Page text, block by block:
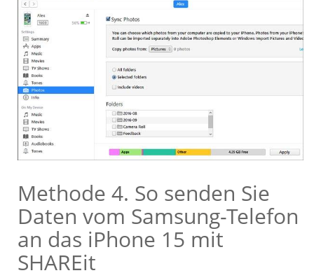
Methode 4. So senden Sie
Daten vom Samsung-Telefon
an das iPhone 15 mit
SHAREit